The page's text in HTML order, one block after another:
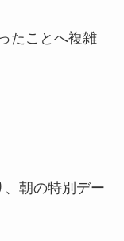
たことへ複雑
朝の特別デー